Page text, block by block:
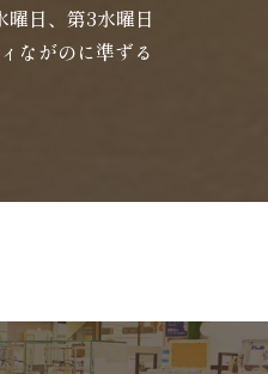
日、第3水曜日
ながのに準ずる